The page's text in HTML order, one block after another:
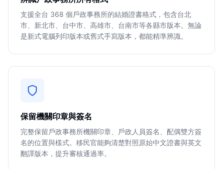
支援全台 368 個戶政事務所的結婚證書格式，包含台北
市、新北市、台中市、高雄市、台南市等各縣市版本。無論
是新式電腦列印版本或舊式手寫版本，都能精準辨識。
保留機關印章與簽名
完整保留戶政事務所機關印章、戶政人員簽名、配偶雙方簽
名的位置與樣式。移民官能夠清楚對照原始中文證書與英文
翻譯版本，提升審核通過率。